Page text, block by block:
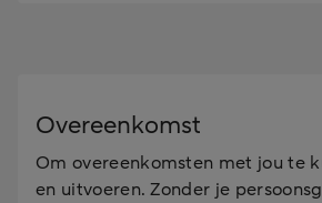
Overeenkomst
Om overeenkomsten met jou te
en uitvoeren. Zonder je